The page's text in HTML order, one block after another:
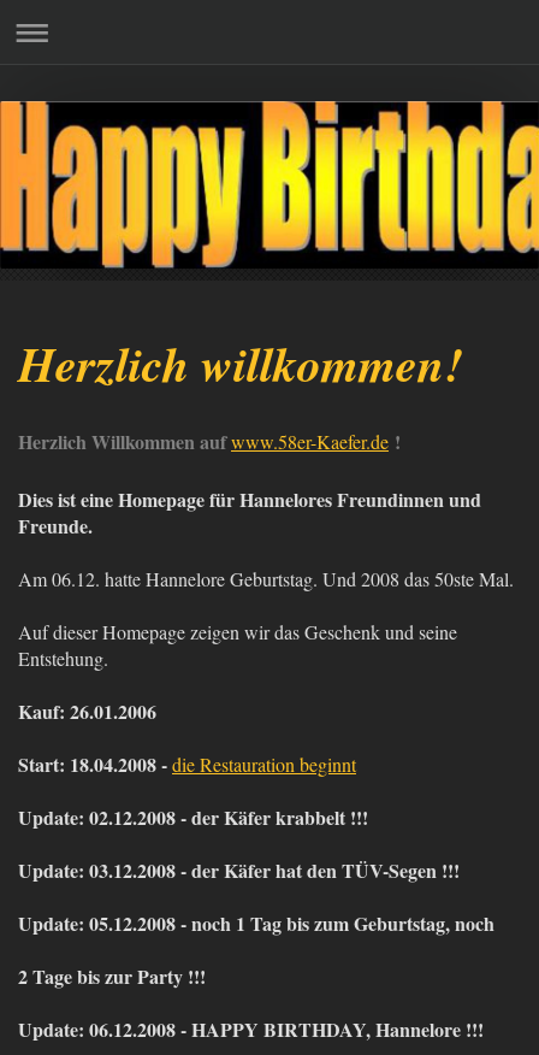
Herzlich willkommen!
Herzlich Willkommen aufwww.58er-Kaefer.de !
Dies ist eine Homepage für Hannelores Freundinnen und
Freunde.
Am 06.12. hatte Hannelore Geburtstag. Und 2008 das 50ste Mal.
Auf dieser Homepage zeigen wir das Geschenk und seine
Entstehung.
Kauf: 26.01.2006
Start: 18.04.2008 -die Restauration beginnt
Update: 02.12.2008 - der Käfer krabbelt !!!
Update: 03.12.2008 - der Käfer hat den TÜV-Segen !!!
Update: 05.12.2008 - noch 1 Tag bis zum Geburtstag, noch
2 Tage bis zur Party !!!
Update: 06.12.2008 - HAPPY BIRTHDAY, Hannelore !!!